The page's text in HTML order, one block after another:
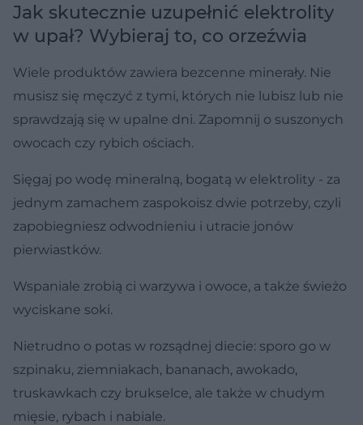
Jak skutecznie uzupełnić elektrolity
w upał? Wybieraj to, co orzeźwia
Wiele produktów zawiera bezcenne minerały. Nie
musisz się męczyć z tymi, których nie lubisz lub nie
sprawdzają się w upalne dni. Zapomnij o suszonych
owocach czy rybich ościach.
Sięgaj po wodę mineralną, bogatą w elektrolity - za
jednym zamachem zaspokoisz dwie potrzeby, czyli
zapobiegniesz odwodnieniu i utracie jonów
pierwiastków.
Wspaniale zrobią ci warzywa i owoce, a także świeżo
wyciskane soki.
Nietrudno o potas w rozsądnej diecie: sporo go w
szpinaku, ziemniakach, bananach, awokado,
truskawkach czy brukselce, ale także w chudym
mięsie, rybach i nabiale.